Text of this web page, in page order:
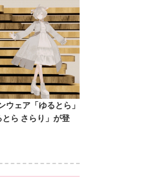
ウェア「ゆるとら」
ら さらり」が登